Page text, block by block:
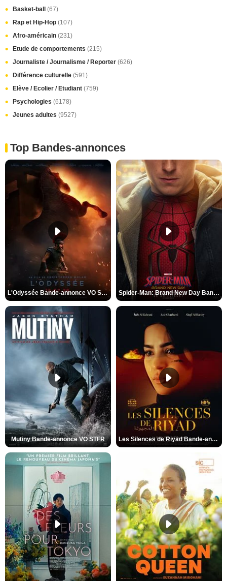
Basket-ball (67)
Rap et Hip-Hop (107)
Afro-américain (231)
Etude de comportements (215)
Journaliste / Journalisme / Reporter (626)
Différence culturelle (591)
Elève / Ecolier / Etudiant (759)
Psychologies (6178)
Jeunes adultes (9527)
Top Bandes-annonces
L'Odyssée Bande-annonce VO STFR Spider-Man: Brand New Day Bande-annonce VO STFR
Mutiny Bande-annonce VO STFR Les Silences de Riyad Bande-annonce VO STFR